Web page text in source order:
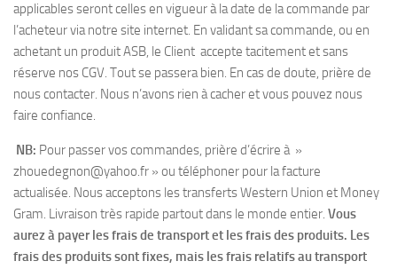
applicables seront celles en vigueur à la date de la commande par
l’acheteur via notre site internet. En validant sa commande, ou en
achetant un produit ASB, le Client accepte tacitement et sans
réserve nos CGV. Tout se passera bien. En cas de doute, prière de
nous contacter. Nous n’avons rien à cacher et vous pouvez nous
faire confiance.
NB: Pour passer vos commandes, prière d’écrire à »
zhouedegnon@yahoo.fr » ou téléphoner pour la facture
actualisée. Nous acceptons les transferts Western Union et Money
Gram. Livraison très rapide partout dans le monde entier. Vous
aurez à payer les frais de transport et les frais des produits. Les
frais des produits sont fixes, mais les frais relatifs au transport